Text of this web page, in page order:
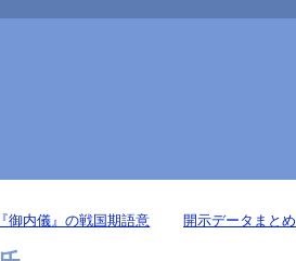
『御内儀』の戦国期語意 開示データまとめ